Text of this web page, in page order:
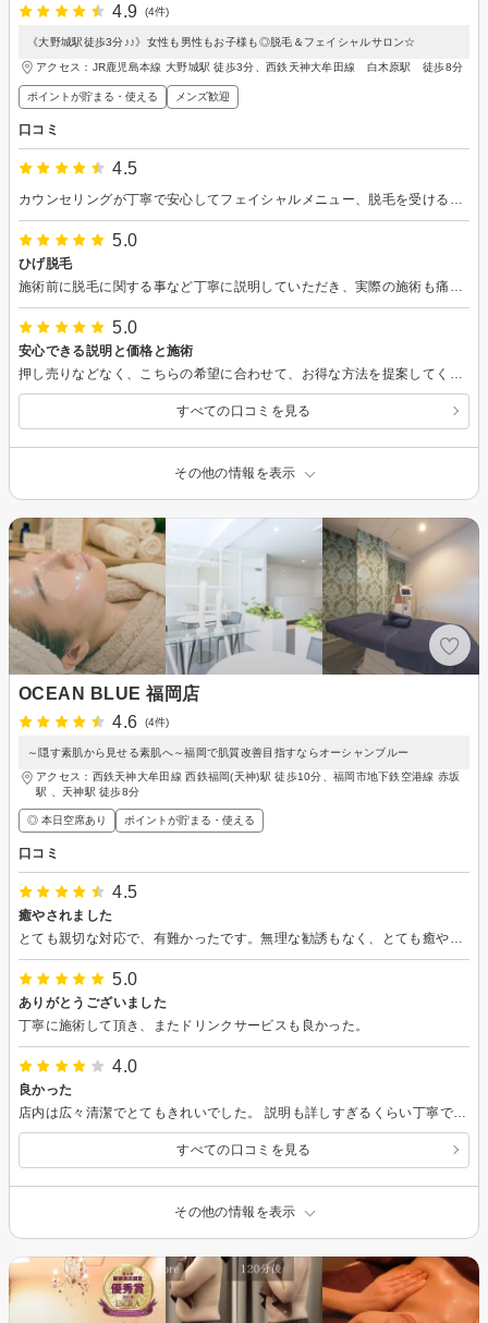
4.9
(4件)
《大野城駅徒歩3分♪♪》女性も男性もお子様も◎脱毛＆フェイシャルサロン☆
アクセス：JR鹿児島本線 大野城駅 徒歩3分、西鉄天神大牟田線 白木原駅 徒歩8分
ポイントが貯まる・使える メンズ歓迎
口コミ
4.5
5.0
ひげ脱毛
5.0
安心できる説明と価格と施術
すべての口コミを見る
その他の情報を表示
OCEAN BLUE 福岡店
4.6
(4件)
～隠す素肌から見せる素肌へ～福岡で肌質改善目指すならオーシャンブルー
アクセス：西鉄天神大牟田線 西鉄福岡(天神)駅 徒歩10分、福岡市地下鉄空港線 赤坂
駅 、天神駅 徒歩8分
◎ 本日空席あり ポイントが貯まる・使える
口コミ
4.5
癒やされました
5.0
ありがとうございました
丁寧に施術して頂き、またドリンクサービスも良かった。
4.0
良かった
店内は広々清潔でとてもきれいでした。 説明も詳しすぎるくらい丁寧でした。 コースとキャンペーンがいくつかあったので来店されて説明聞くことをお勧めします。
すべての口コミを見る
その他の情報を表示